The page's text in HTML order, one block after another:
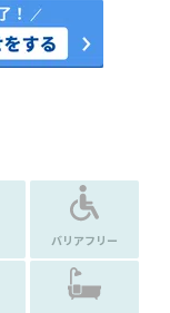
バリアフリー